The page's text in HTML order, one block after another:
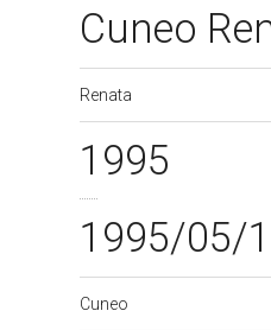
Cuneo
Renata
1995
1995/05/
Cuneo